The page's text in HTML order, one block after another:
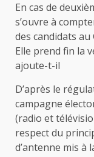
En cas de
s’ouvre à
des candidats
Elle prend fin la
ajoute-
D’après le
campagne
(radio et
respect du
d’antenne mis à